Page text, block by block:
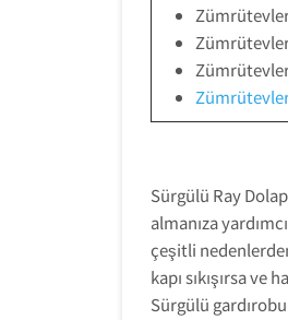
Sürgülü Ray
almanıza
çeşitli
kapı sıkışırsa
Sürgülü